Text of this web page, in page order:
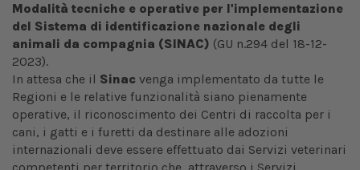
Modalità tecniche e operative per l'implementazione
del Sistema di identificazione nazionale degli
animali da compagnia (SINAC) (GU n.294 del 18-12-
2023).
In attesa che il Sinac venga implementato da tutte le
Regioni e le relative funzionalità siano pienamente
operative, il riconoscimento dei Centri di raccolta per i
cani, i gatti e i furetti da destinare alle adozioni
internazionali deve essere effettuato dai Servizi veterinari